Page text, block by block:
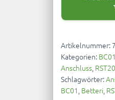
BC01
Stecker
RST20I3
CLASSIC
3m
Menge
Artikelnummer:
Kategorien: BC01
Anschluss,
Schlagwörter:
BC01 , Betteri,